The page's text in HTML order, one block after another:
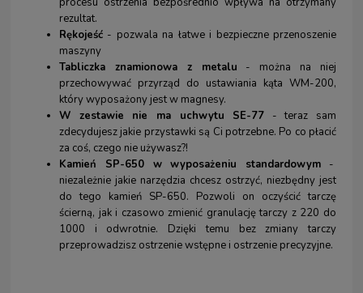
rezultat.
Rękojeść - pozwala na łatwe i bezpieczne przenoszenie
maszyny
Tabliczka znamionowa z metalu - można na niej
przechowywać przyrząd do ustawiania kąta WM-200,
który wyposażony jest w magnesy.
W zestawie nie ma uchwytu SE-77 - teraz sam
zdecydujesz jakie przystawki są Ci potrzebne. Po co płacić
za coś, czego nie używasz?!
Kamień SP-650 w wyposażeniu standardowym -
niezależnie jakie narzędzia chcesz ostrzyć, niezbędny jest
do tego kamień SP-650. Pozwoli on oczyścić tarczę
ścierną, jak i czasowo zmienić granulację tarczy z 220 do
1000 i odwrotnie. Dzięki temu bez zmiany tarczy
przeprowadzisz ostrzenie wstępne i ostrzenie precyzyjne.